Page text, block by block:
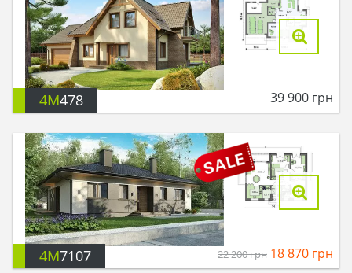
4M478 39 900 грн
4M7107 22 200грн 18 870 грн